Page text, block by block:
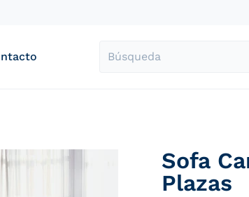
Búsqueda
files/GrupoUnipremier-
Sofa
Plazas